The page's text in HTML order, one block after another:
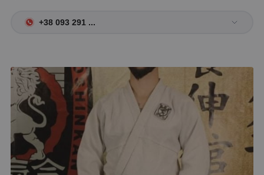
+38 093 291 ...